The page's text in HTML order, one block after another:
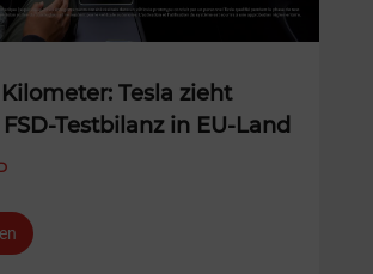
Tesla zieht
Testbilanz in EU-Land